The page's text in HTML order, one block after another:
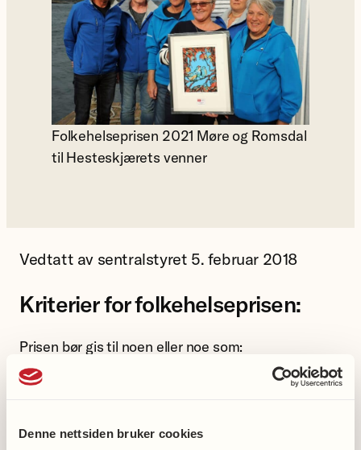
Denne nettsiden bruker cookies
Folkehelseprisen 2021 Møre og Romsdal
til Hesteskjærets venner
Vedtatt av sentralstyret 5. februar 2018
Kriterier for folkehelseprisen:
Prisen bør gis til noen eller noe som:
Bidrar til sosial støtte, nettverk og aktivitet
Bidrar til gode nærmiljøer